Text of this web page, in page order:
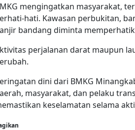
mengingatkan masyarakat,
hati. Kawasan perbukitan,
bandang diminta
perjalanan darat maupun
dini dari BMKG
masyarakat, dan pelaku
keselamatan selama